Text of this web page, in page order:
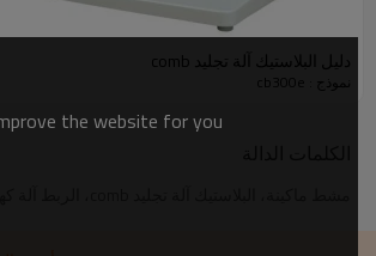
دليل البلاستيك آلة تجليد comb
نموذج : cb300e
the website for you.